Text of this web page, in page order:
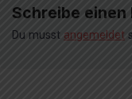
Schreibe einen
Du musst angemeldet